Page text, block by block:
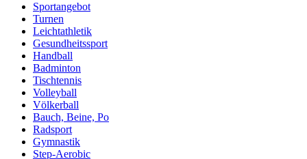
Sportangebot
Turnen
Leichtathletik
Gesundheitssport
Handball
Badminton
Tischtennis
Volleyball
Völkerball
Bauch, Beine, Po
Radsport
Gymnastik
Step-Aerobic